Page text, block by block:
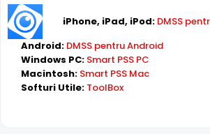
Tehnologie revolutionara WizSense
iPhone, iPad, iPod: DMSS
Android: DMSS pentru Android
Windows PC: Smart PSS PC
Macintosh: Smart PSS Mac
Softuri Utile: ToolBox